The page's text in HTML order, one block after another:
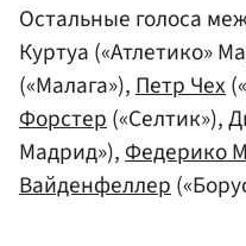
Остальные голоса
Куртуа («Атлетико»
(«Малага»),Петр Чех
Форстер(«Селтик»),
Мадрид»),Федерико
Вайденфеллер